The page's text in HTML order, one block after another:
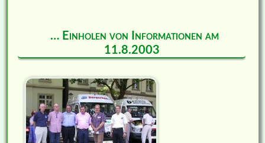
… Einholen von Informationen am
11.8.2003